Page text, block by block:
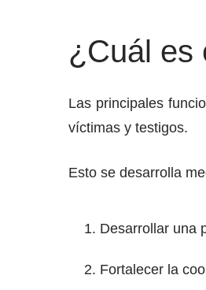
¿Cuál es
Las principales
víctimas y testigos.
Esto se desarrolla
Desarrollar una
Fortalecer la